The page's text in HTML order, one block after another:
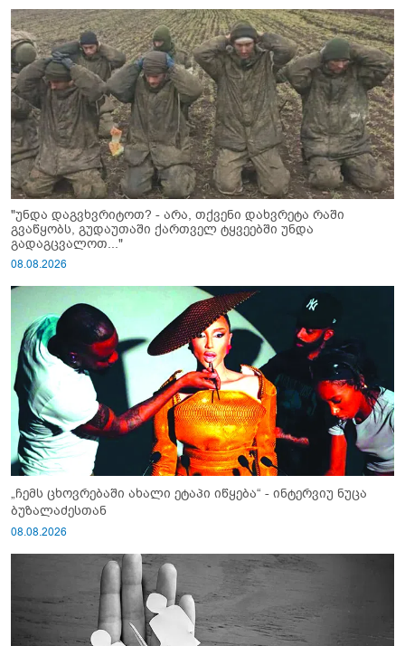
"უნდა დაგვხვრიტოთ? - არა, თქვენი დახვრეტა რაში
გვაწყობს, გუდაუთაში ქართველ ტყვეებში უნდა
გადაგცვალოთ..."
08.08.2026
„ჩემს ცხოვრებაში ახალი ეტაპი იწყება“ - ინტერვიუ ნუცა
ბუზალაძესთან
08.08.2026